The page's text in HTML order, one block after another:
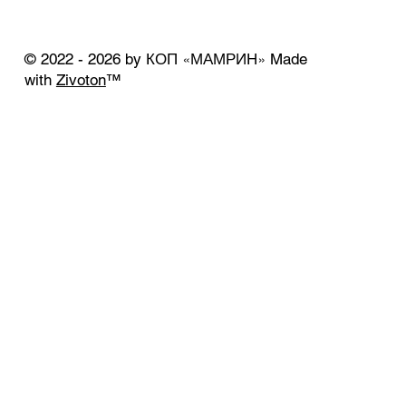
© 2022 - 2026 by КОП «МАМРИН» Made
with Zivoton™